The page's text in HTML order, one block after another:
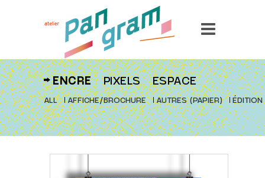
ENCRE PIXELS ESPACE
ALL AFFICHE/BROCHURE AUTRES (PAPIER) ÉDITION